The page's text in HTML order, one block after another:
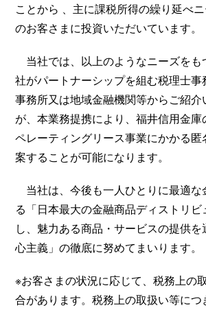
ことから 、主に課税所得の繰り延べ
のお客さまに投資いただいています。
当社では、以上のようなニーズをも
社がパートナーシップを組む税理士
事務所又は地域金融機関等からご紹
が、本業務提携により、福井信用金
ペレーティングリース事業にかかる
案することが可能になります。
当社は、今後も一人ひとりに最適な
る「日本最大の金融商品ディストリ
し、魅力ある商品・サービスの提供
心主義」の徹底に努めてまいります。
※お客さまの状況に応じて、税務上の
合があります。税務上の取扱い等に